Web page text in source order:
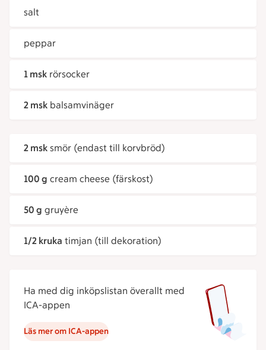
salt
peppar
1 msk rörsocker
2 msk balsamvinäger
2 msk smör (endast till korvbröd)
100 g cream cheese (färskost)
50 g gruyère
1/2 kruka timjan (till dekoration)
Ha med dig inköpslistan överallt med
ICA-appen
Läs mer om ICA-appen